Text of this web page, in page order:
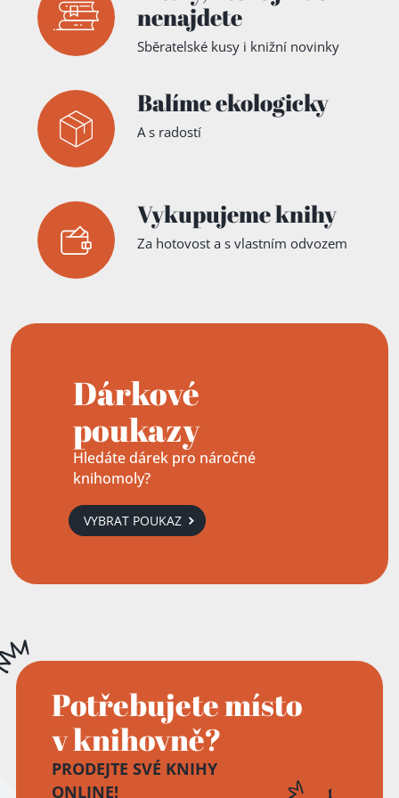
nenajdete
Sběratelské kusy i knižní novinky
Balíme ekologicky
A s radostí
Vykupujeme knihy
Za hotovost a s vlastním odvozem
Dárkové
poukazy
Hledáte dárek pro náročné
knihomoly?
VYBRAT POUKAZ
Potřebujete místo
v knihovně?
PRODEJTE SVÉ KNIHY
ONLINE!